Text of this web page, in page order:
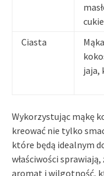
Ciasta
Mąka
jaja,
Wykorzystując mąkę
kreować nie tylko
które będą idealnym
właściwości
aromat i wilgotność,